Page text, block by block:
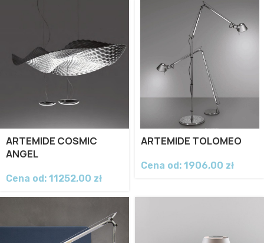
ARTEMIDE COSMIC
ANGEL
Cena od: 11252,00 zł
ARTEMIDE TOLOMEO
Cena od: 1906,00 zł